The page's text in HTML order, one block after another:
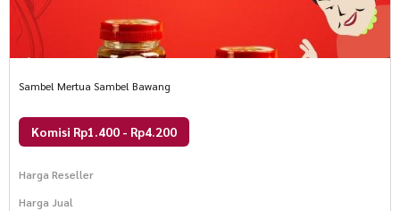
Sambel Mertua Sambel Bawang
Komisi Rp1.400 - Rp4.200
Harga Reseller
Harga Jual